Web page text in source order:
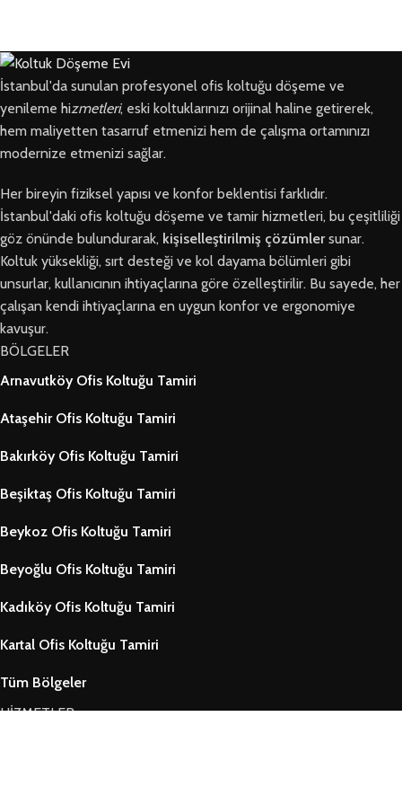
İstanbul'da sunulan profesyonel ofis koltuğu döşeme ve
yenileme hizmetleri, eski koltuklarınızı orijinal haline getirerek,
hem maliyetten tasarruf etmenizi hem de çalışma ortamınızı
modernize etmenizi sağlar.
Her bireyin fiziksel yapısı ve konfor beklentisi farklıdır.
İstanbul'daki ofis koltuğu döşeme ve tamir hizmetleri, bu çeşitliliği
göz önünde bulundurarak, kişiselleştirilmiş çözümlersunar.
Koltuk yüksekliği, sırt desteği ve kol dayama bölümleri gibi
unsurlar, kullanıcının ihtiyaçlarına göre özelleştirilir. Bu sayede, her
çalışan kendi ihtiyaçlarına en uygun konfor ve ergonomiye
kavuşur.
BÖLGELER
Arnavutköy Ofis Koltuğu Tamiri
Ataşehir Ofis Koltuğu Tamiri
Bakırköy Ofis Koltuğu Tamiri
Beşiktaş Ofis Koltuğu Tamiri
Beykoz Ofis Koltuğu Tamiri
Beyoğlu Ofis Koltuğu Tamiri
Kadıköy Ofis Koltuğu Tamiri
Kartal Ofis Koltuğu Tamiri
Tüm Bölgeler
HİZMETLER